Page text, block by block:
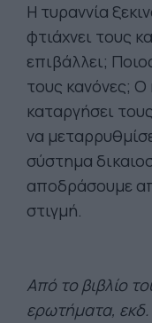
Η τυραννία
φτιάχνει τους
επιβάλλει;
τους κανόνες;
καταργήσει
να
σύστημα
αποδράσουμε
στιγμή.
Από το βιβλίο
ερωτήματα, εκδ.